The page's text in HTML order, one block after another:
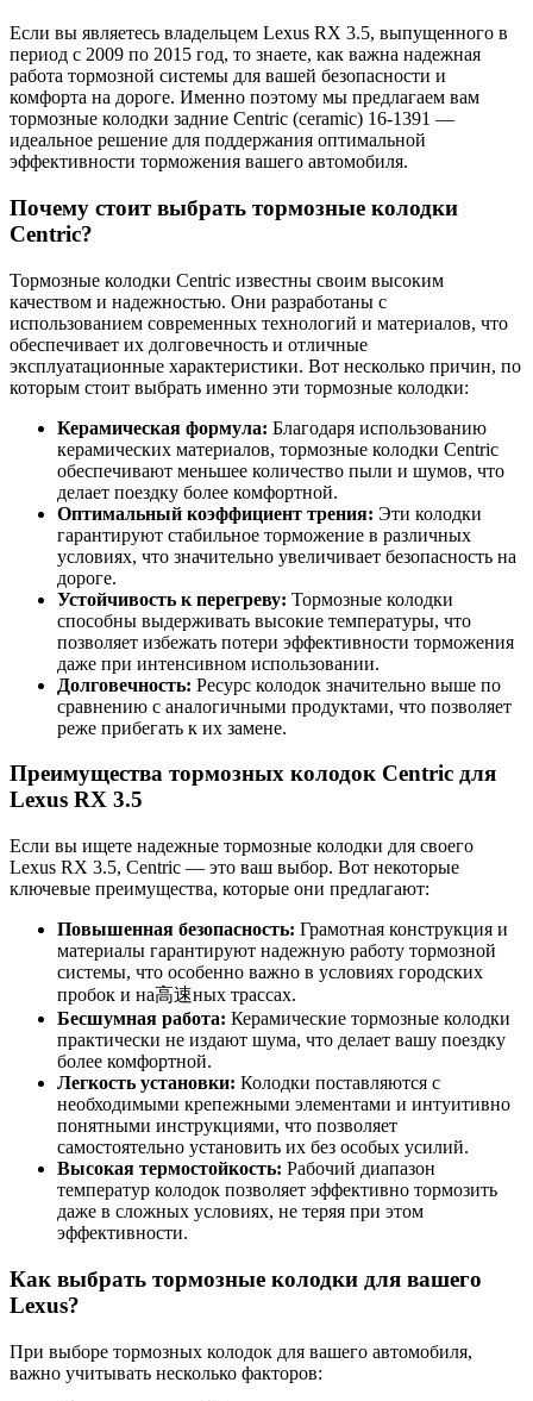
Если вы являетесь владельцем Lexus RX 3.5, выпущенного в
период с 2009 по 2015 год, то знаете, как важна надежная
работа тормозной системы для вашей безопасности и
комфорта на дороге. Именно поэтому мы предлагаем вам
тормозные колодки задние Centric (ceramic) 16-1391 —
идеальное решение для поддержания оптимальной
эффективности торможения вашего автомобиля.
Почему стоит выбрать тормозные колодки
Centric?
Тормозные колодки Centric известны своим высоким
качеством и надежностью. Они разработаны с
использованием современных технологий и материалов, что
обеспечивает их долговечность и отличные
эксплуатационные характеристики. Вот несколько причин, по
которым стоит выбрать именно эти тормозные колодки:
Керамическая формула: Благодаря использованию
керамических материалов, тормозные колодки Centric
обеспечивают меньшее количество пыли и шумов, что
делает поездку более комфортной.
Оптимальный коэффициент трения: Эти колодки
гарантируют стабильное торможение в различных
условиях, что значительно увеличивает безопасность на
дороге.
Устойчивость к перегреву: Тормозные колодки
способны выдерживать высокие температуры, что
позволяет избежать потери эффективности торможения
даже при интенсивном использовании.
Долговечность: Ресурс колодок значительно выше по
сравнению с аналогичными продуктами, что позволяет
реже прибегать к их замене.
Преимущества тормозных колодок Centric для
Lexus RX 3.5
Если вы ищете надежные тормозные колодки для своего
Lexus RX 3.5, Centric — это ваш выбор. Вот некоторые
ключевые преимущества, которые они предлагают:
Повышенная безопасность: Грамотная конструкция и
материалы гарантируют надежную работу тормозной
системы, что особенно важно в условиях городских
пробок и на高速ных трассах.
Бесшумная работа: Керамические тормозные колодки
практически не издают шума, что делает вашу поездку
более комфортной.
Легкость установки: Колодки поставляются с
необходимыми крепежными элементами и интуитивно
понятными инструкциями, что позволяет
самостоятельно установить их без особых усилий.
Высокая термостойкость: Рабочий диапазон
температур колодок позволяет эффективно тормозить
даже в сложных условиях, не теряя при этом
эффективности.
Как выбрать тормозные колодки для вашего
Lexus?
При выборе тормозных колодок для вашего автомобиля,
важно учитывать несколько факторов: